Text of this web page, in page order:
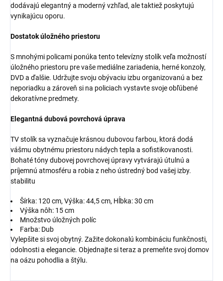
dodávajú elegantný a moderný vzhľad, ale taktiež poskytujú
vynikajúcu oporu.
Dostatok úložného priestoru
S mnohými policami ponúka tento televízny stolík veľa možností
úložného priestoru pre vaše mediálne zariadenia, herné konzoly,
DVD a ďalšie. Udržujte svoju obývaciu izbu organizovanú a bez
neporiadku a zároveň si na policiach vystavte svoje obľúbené
dekoratívne predmety.
Elegantná dubová povrchová úprava
TV stolík sa vyznačuje krásnou dubovou farbou, ktorá dodá
vášmu obytnému priestoru nádych tepla a sofistikovanosti.
Bohaté tóny dubovej povrchovej úpravy vytvárajú útulnú a
príjemnú atmosféru a robia z neho ústredný bod vašej izby.
stabilitu
Šírka: 120 cm, Výška: 44,5 cm, Hĺbka: 30 cm
Výška nôh: 15 cm
Množstvo úložných políc
Farba: Dub
Vylepšite si svoj obytný. Zažite dokonalú kombináciu funkčnosti,
odolnosti a elegancie. Objednajte si teraz a premeňte svoj domov
na oázu pohodlia a štýlu.